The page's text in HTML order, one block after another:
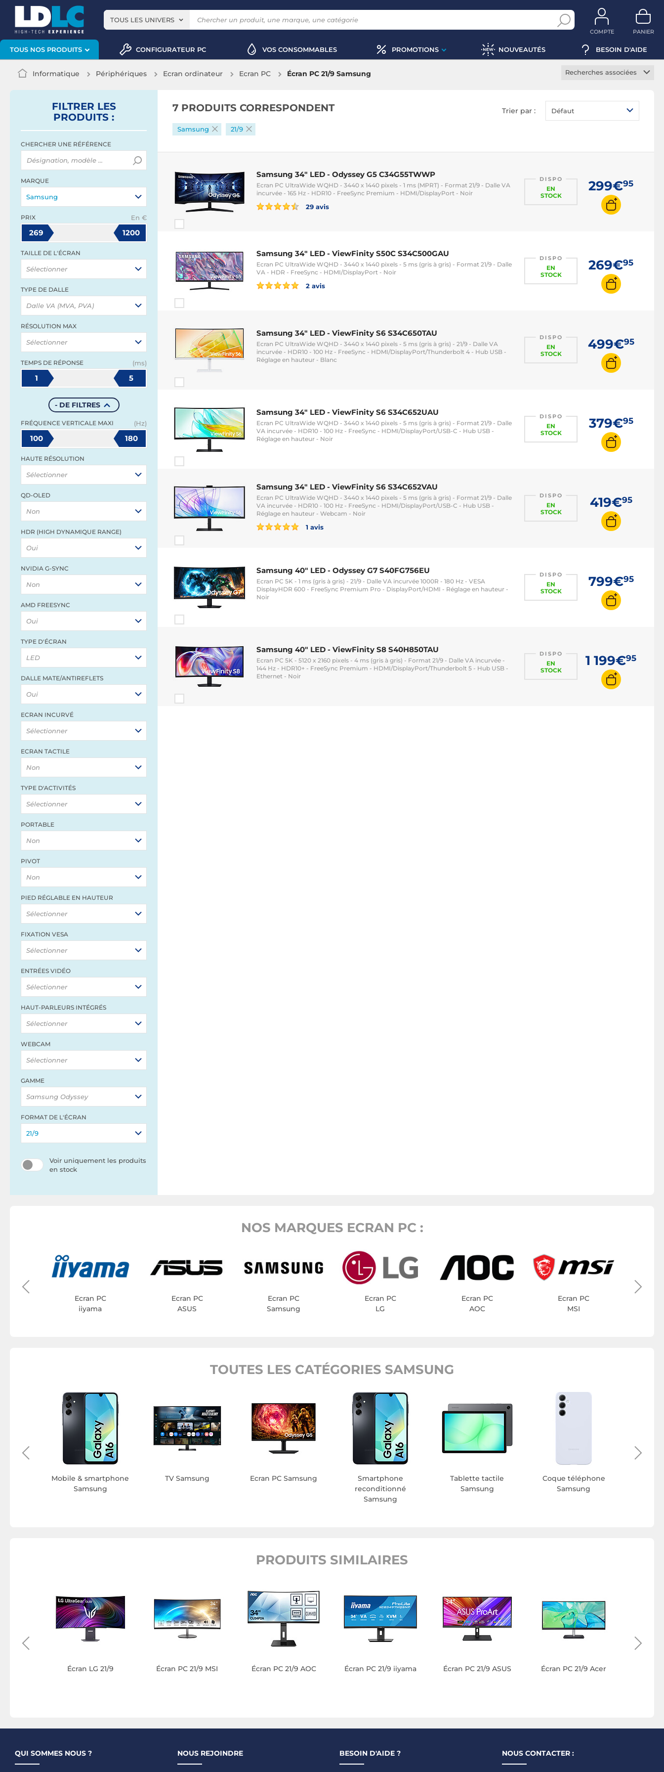
TOUS LES UNIVERS
COMPTE PANIER
TOUS NOS PRODUITS CONFIGURATEUR PC VOS CONSOMMABLES PROMOTIONS NOUVEAUTÉS BESOIN D'AIDE
Informatique Périphériques Ecran ordinateur Ecran PC Écran PC 21/9 Samsung
Recherches associées
Ecran PC bureautique
Ecran PC professionnel
Ecran PC tactile
Ecran portable
Ecran PC IPS
Ecran PC QLED
Ecran PC 1080p
Ecran PC 2K WQHD
Écran PC 27 pouces
Ecran PC 32 pouces
Ecran PC 100 Hz
Ecran PC 120 Hz
Ecran PC HDMI 2.1
FILTRER LES
PRODUITS :
CHERCHER UNE RÉFÉRENCE
MARQUE
Samsung
PRIX En €
269 1200
TAILLE DE L'ÉCRAN
Sélectionner
TYPE DE DALLE
Dalle VA (MVA, PVA)
RÉSOLUTION MAX
Sélectionner
TEMPS DE RÉPONSE (ms)
1 5
- DE FILTRES
FRÉQUENCE VERTICALE MAXI (Hz)
100 180
HAUTE RÉSOLUTION
Sélectionner
QD-OLED
Non
HDR (HIGH DYNAMIQUE RANGE)
Oui
NVIDIA G-SYNC
Non
AMD FREESYNC
Oui
TYPE D'ÉCRAN
LED
DALLE MATE/ANTIREFLETS
Oui
ECRAN INCURVÉ
Sélectionner
ECRAN TACTILE
Non
TYPE D'ACTIVITÉS
Sélectionner
PORTABLE
Non
PIVOT
Non
PIED RÉGLABLE EN HAUTEUR
Sélectionner
FIXATION VESA
Sélectionner
ENTRÉES VIDÉO
Sélectionner
HAUT-PARLEURS INTÉGRÉS
Sélectionner
WEBCAM
Sélectionner
GAMME
Samsung Odyssey
FORMAT DE L'ÉCRAN
21/9
Voir uniquement les produits
en stock
7 PRODUITS CORRESPONDENT Trier par : Défaut
Samsung 21/9
Samsung 34" LED - Odyssey G5 C34G55TWWP
Ecran PC UltraWide WQHD - 3440 x 1440 pixels - 1 ms (MPRT) - Format 21/9 - Dalle VA
incurvée - 165 Hz - HDR10 - FreeSync Premium - HDMI/DisplayPort - Noir
29 avis
DISPO
EN
STOCK
299€95
Samsung 34" LED - ViewFinity S50C S34C500GAU
Ecran PC UltraWide WQHD - 3440 x 1440 pixels - 5 ms (gris à gris) - Format 21/9 - Dalle
VA - HDR - FreeSync - HDMI/DisplayPort - Noir
2 avis
DISPO
EN
STOCK
269€95
Samsung 34" LED - ViewFinity S6 S34C650TAU
Ecran PC UltraWide WQHD - 3440 x 1440 pixels - 5 ms (gris à gris) - 21/9 - Dalle VA
incurvée - HDR10 - 100 Hz - FreeSync - HDMI/DisplayPort/Thunderbolt 4 - Hub USB -
Réglage en hauteur - Blanc
DISPO
EN
STOCK
499€95
Samsung 34" LED - ViewFinity S6 S34C652UAU
Ecran PC UltraWide WQHD - 3440 x 1440 pixels - 5 ms (gris à gris) - Format 21/9 - Dalle
VA incurvée - HDR10 - 100 Hz - FreeSync - HDMI/DisplayPort/USB-C - Hub USB -
Réglage en hauteur - Noir
DISPO
EN
STOCK
379€95
Samsung 34" LED - ViewFinity S6 S34C652VAU
Ecran PC UltraWide WQHD - 3440 x 1440 pixels - 5 ms (gris à gris) - Format 21/9 - Dalle
VA incurvée - HDR10 - 100 Hz - FreeSync - HDMI/DisplayPort/USB-C - Hub USB -
Réglage en hauteur - Webcam - Noir
1 avis
DISPO
EN
STOCK
419€95
Samsung 40" LED - Odyssey G7 S40FG756EU
Ecran PC 5K - 1 ms (gris à gris) - 21/9 - Dalle VA incurvée 1000R - 180 Hz - VESA
DisplayHDR 600 - FreeSync Premium Pro - DisplayPort/HDMI - Réglage en hauteur -
Noir
DISPO
EN
STOCK
799€95
Samsung 40" LED - ViewFinity S8 S40H850TAU
Ecran PC 5K - 5120 x 2160 pixels - 4 ms (gris à gris) - Format 21/9 - Dalle VA incurvée -
144 Hz - HDR10+ - FreeSync Premium - HDMI/DisplayPort/Thunderbolt 5 - Hub USB -
Ethernet - Noir
DISPO
EN
STOCK
1 199€95
NOS MARQUES ECRAN PC :
Ecran PC
iiyama
Ecran PC
ASUS
Ecran PC
Samsung
Ecran PC
LG
Ecran PC
AOC
Ecran PC
MSI
TOUTES LES CATÉGORIES SAMSUNG
Mobile & smartphone
Samsung
TV Samsung Ecran PC Samsung
Smartphone
reconditionné
Samsung
Tablette tactile
Samsung
Coque téléphone
Samsung
PRODUITS SIMILAIRES
Écran LG 21/9 Écran PC 21/9 MSI Écran PC 21/9 AOC Écran PC 21/9 iiyama Écran PC 21/9 ASUS Écran PC 21/9 Acer
QUI SOMMES NOUS ? NOUS REJOINDRE BESOIN D'AIDE ? NOUS CONTACTER :